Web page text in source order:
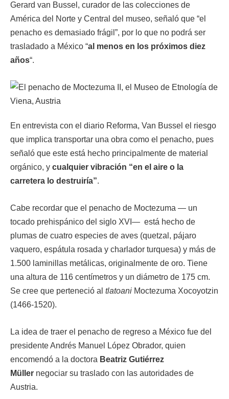
Gerard van Bussel, curador de las colecciones de
América del Norte y Central del museo, señaló que “el
penacho es demasiado frágil”, por lo que no podrá ser
trasladado a México “al menos en los próximos diez
años“.
En entrevista con el diario Reforma, Van Bussel el riesgo
que implica transportar una obra como el penacho, pues
señaló que este está hecho principalmente de material
orgánico, y cualquier vibración “en el aire o la
carretera lo destruiría”.
Cabe recordar que el penacho de Moctezuma — un
tocado prehispánico del siglo XVI— está hecho de
plumas de cuatro especies de aves (quetzal, pájaro
vaquero, espátula rosada y charlador turquesa) y más de
1.500 laminillas metálicas, originalmente de oro. Tiene
una altura de 116 centímetros y un diámetro de 175 cm.
Se cree que perteneció al tlatoani Moctezuma Xocoyotzin
(1466-1520).
La idea de traer el penacho de regreso a México fue del
presidente Andrés Manuel López Obrador, quien
encomendó a la doctora Beatriz Gutiérrez
Müller negociar su traslado con las autoridades de
Austria.